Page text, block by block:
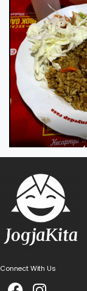
Connect With Us